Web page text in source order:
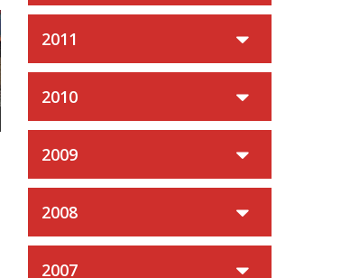
2011
2010
2009
2008
2007